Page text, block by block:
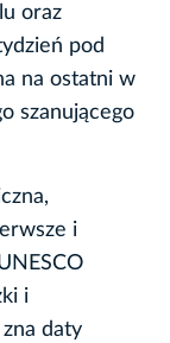
oraz
pod
na ostatni w
szanującego
i
i
daty